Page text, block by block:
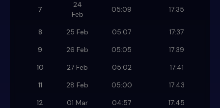
7
24
Feb
05:09 17:35
8 25 Feb 05:07
17:37
9
26 Feb 05:05
17:39
10
27 Feb 05:02
17:41
11
28 Feb 05:00
17:43
12
01 Mar 04:57 17:45